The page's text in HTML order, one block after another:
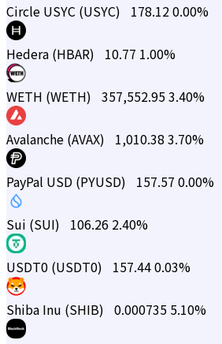
Circle USYC (USYC) 178.120.00%
Hedera (HBAR) 10.77 1.00%
WETH (WETH) 357,552.953.40%
Avalanche (AVAX) 1,010.38 3.70%
PayPal USD (PYUSD) 157.57 0.00%
Sui (SUI) 106.26 2.40%
USDT0 (USDT0) 157.440.03%
Shiba Inu (SHIB) 0.000735 5.10%